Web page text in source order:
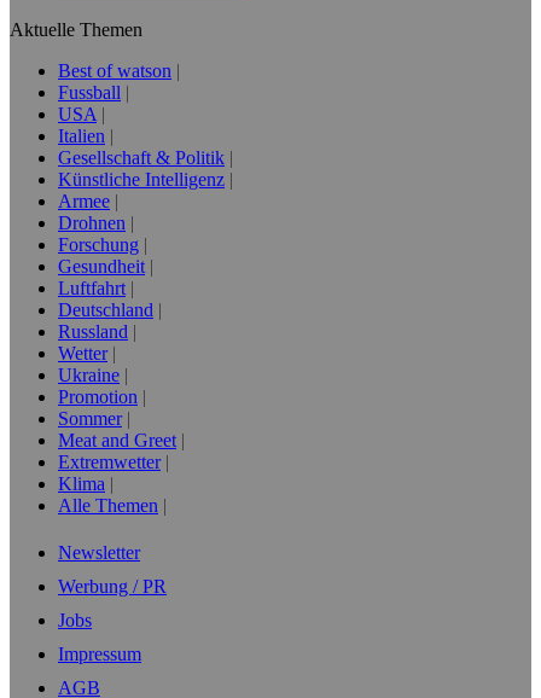
Aktuelle Themen
Best of watson
Fussball
USA
Italien
Gesellschaft & Politik
Künstliche Intelligenz
Armee
Drohnen
Forschung
Gesundheit
Luftfahrt
Deutschland
Russland
Wetter
Ukraine
Promotion
Sommer
Meat and Greet
Extremwetter
Klima
Alle Themen
Newsletter
Werbung / PR
Jobs
Impressum
AGB